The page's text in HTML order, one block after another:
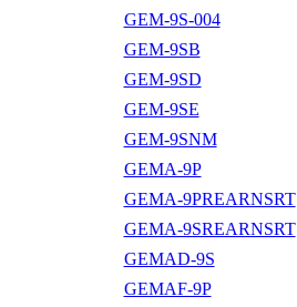
GEM-9S-004
GEM-9SB
GEM-9SD
GEM-9SE
GEM-9SNM
GEMA-9P
GEMA-9PREARNSRT
GEMA-9SREARNSRT
GEMAD-9S
GEMAF-9P